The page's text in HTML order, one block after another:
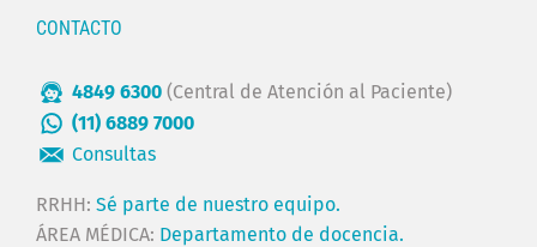
CONTACTO
4849 6300 (Central de Atención al Paciente)
(11) 6889 7000
Consultas
RRHH: Sé parte de nuestro equipo.
ÁREA MÉDICA: Departamento de docencia.